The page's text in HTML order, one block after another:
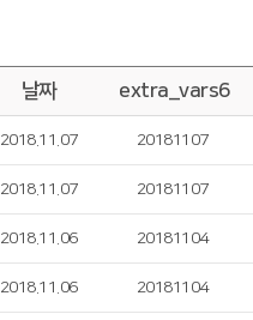
날짜 extra_vars6
2018.11.07 20181107
2018.11.07 20181107
2018.11.06 20181104
2018.11.06 20181104